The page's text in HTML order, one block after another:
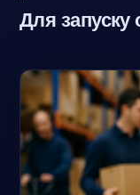
Для запуску